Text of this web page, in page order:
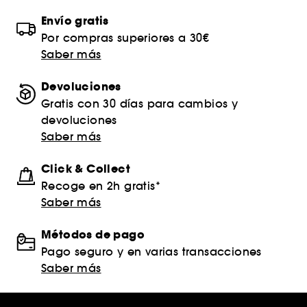
Envío gratis
Por compras superiores a 30€
Saber más
Devoluciones
Gratis con 30 días para cambios y
devoluciones
Saber más
Click & Collect
Recoge en 2h gratis*
Saber más
Métodos de pago
Pago seguro y en varias transacciones
Saber más